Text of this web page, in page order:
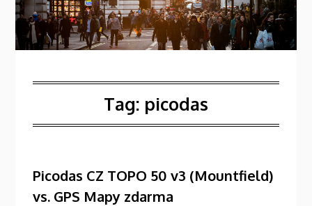
Tag: picodas
Picodas CZ TOPO 50 v3 (Mountfield)
vs. GPS Mapy zdarma